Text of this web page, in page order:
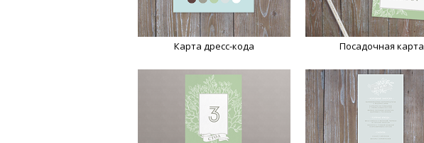
Карта дресс-кода Посадочная карта